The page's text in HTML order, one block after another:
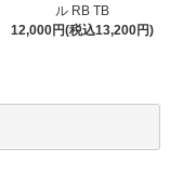
ル RB TB
12,000円(税込13,200円)